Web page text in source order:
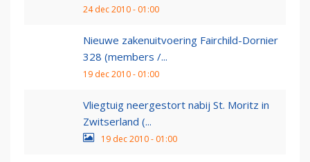
24 dec 2010 - 01:00
Nieuwe zakenuitvoering Fairchild-Dornier
328 (members /...
19 dec 2010 - 01:00
Vliegtuig neergestort nabij St. Moritz in
Zwitserland (...
19 dec 2010 - 01:00